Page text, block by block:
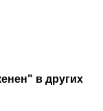
в других